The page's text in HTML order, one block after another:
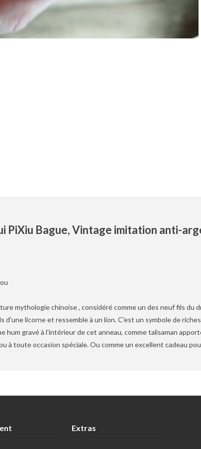
PiXiu Bague, Vintage imitation anti-
mythologie chinoise , considéré comme un des neuf fils
d'une licorne et ressemble à un lion. C'est un symbole de
hum gravé à l'intérieur de cet anneau, comme talisaman
à toute occasion spéciale. Ou comme un excellent cadeau
Extras